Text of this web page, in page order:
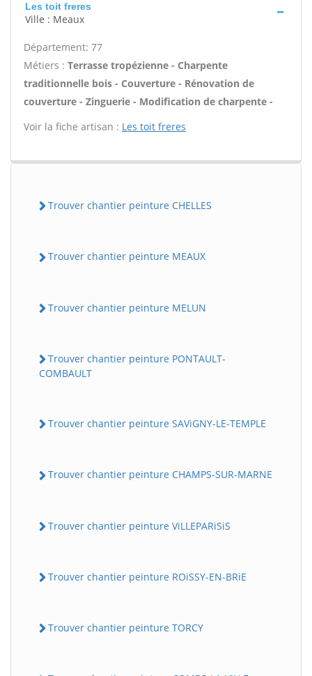
Les toit freres
Ville : Meaux
Département: 77
Métiers : Terrasse tropézienne - Charpente
traditionnelle bois - Couverture - Rénovation de
couverture - Zinguerie - Modification de charpente -
Voir la fiche artisan : Les toit freres
Trouver chantier peinture CHELLES
Trouver chantier peinture MEAUX
Trouver chantier peinture MELUN
Trouver chantier peinture PONTAULT-
COMBAULT
Trouver chantier peinture SAViGNY-LE-TEMPLE
Trouver chantier peinture CHAMPS-SUR-MARNE
Trouver chantier peinture ViLLEPARiSiS
Trouver chantier peinture ROiSSY-EN-BRiE
Trouver chantier peinture TORCY